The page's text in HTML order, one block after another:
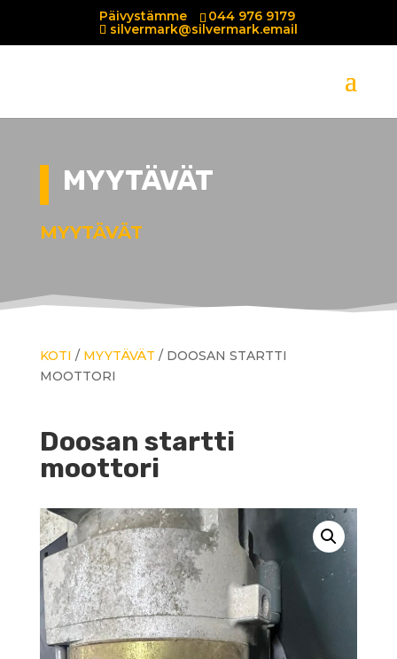
Päivystämme
044 976 9179
silvermark@silvermark.email
MYYTÄVÄT
MYYTÄVÄT
KOTI / MYYTÄVÄT / DOOSAN STARTTI
MOOTTORI
Doosan startti
moottori